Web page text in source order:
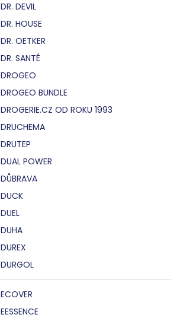
DR. DEVIL
DR. HOUSE
DR. OETKER
DR. SANTÉ
DROGEO
DROGEO BUNDLE
DROGERIE.CZ OD ROKU 1993
DRUCHEMA
DRUTEP
DUAL POWER
DŮBRAVA
DUCK
DUEL
DUHA
DUREX
DURGOL
ECOVER
EESSENCE